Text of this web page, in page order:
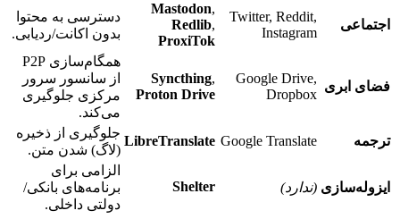
اجتماعی
Twitter, Reddit,
Instagram
Mastodon,
Redlib,
ProxiTok
دسترسی به محتوا
بدون اکانت/ردیابی.
فضای ابری
Google Drive,
Dropbox
Syncthing,
Proton Drive
همگام‌سازی P2P
از سانسور سرور
مرکزی جلوگیری
می‌کند.
ترجمه
Google Translate
LibreTranslate
جلوگیری از ذخیره
(لاگ) شدن متن.
ایزوله‌سازی (ندارد) Shelter
الزامی برای
برنامه‌های بانکی/
دولتی داخلی.